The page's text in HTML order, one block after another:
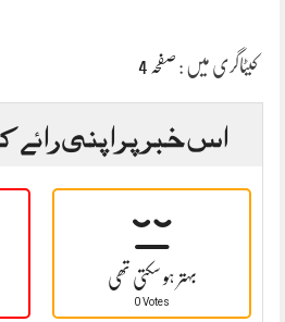
کیٹاگری میں : صفحہ 4
اس خبر پر اپنی رائے
بہتر ہو سکتی تھی
0 Votes